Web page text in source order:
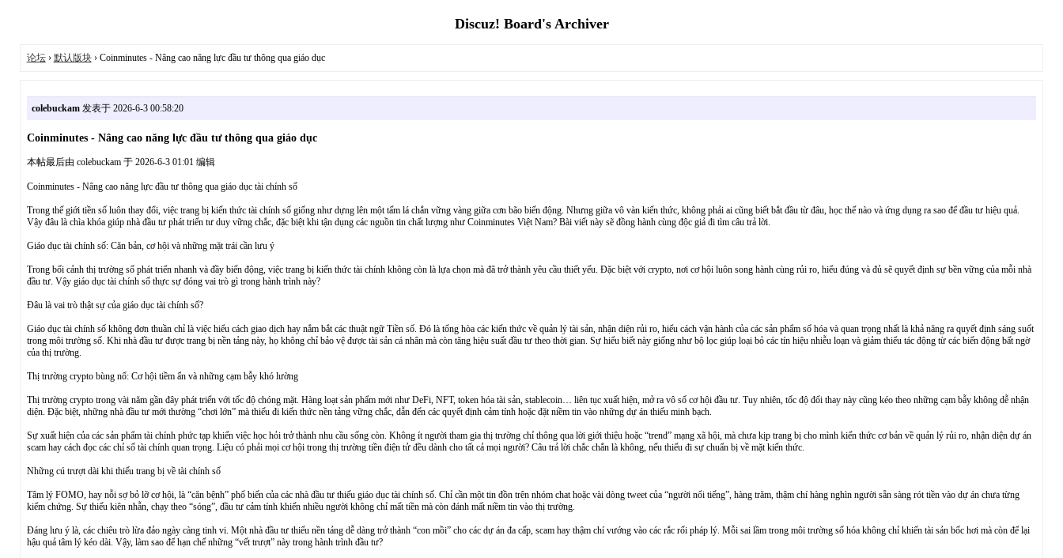
Discuz! Board's Archiver
论坛› 默认版块› Coinminutes - Nâng cao năng lực đầu tư thông qua giáo dục
colebuckam发表于 2026-6-3 00:58:20
Coinminutes - Nâng cao năng lực đầu tư thông qua giáo dục
本帖最后由 colebuckam 于 2026-6-3 01:01 编辑
Coinminutes - Nâng cao năng lực đầu tư thông qua giáo dục tài chính số
Trong thế giới tiền số luôn thay đổi, việc trang bị kiến thức tài chính số giống như dựng lên một tấm lá chắn vững vàng giữa cơn bão biến động. Nhưng giữa vô vàn kiến thức, không phải ai cũng biết bắt đầu từ đâu, học thế nào và ứng dụng ra sao để đầu tư hiệu quả.
Vậy đâu là chìa khóa giúp nhà đầu tư phát triển tư duy vững chắc, đặc biệt khi tận dụng các nguồn tin chất lượng như Coinminutes Việt Nam? Bài viết này sẽ đồng hành cùng độc giả đi tìm câu trả lời.
Giáo dục tài chính số: Căn bản, cơ hội và những mặt trái cần lưu ý
Trong bối cảnh thị trường số phát triển nhanh và đầy biến động, việc trang bị kiến thức tài chính không còn là lựa chọn mà đã trở thành yêu cầu thiết yếu. Đặc biệt với crypto, nơi cơ hội luôn song hành cùng rủi ro, hiểu đúng và đủ sẽ quyết định sự bền vững của mỗi nhà
đầu tư. Vậy giáo dục tài chính số thực sự đóng vai trò gì trong hành trình này?
Đâu là vai trò thật sự của giáo dục tài chính số?
Giáo dục tài chính số không đơn thuần chỉ là việc hiểu cách giao dịch hay nắm bắt các thuật ngữ Tiền số. Đó là tổng hòa các kiến thức về quản lý tài sản, nhận diện rủi ro, hiểu cách vận hành của các sản phẩm số hóa và quan trọng nhất là khả năng ra quyết định sáng suốt
trong môi trường số. Khi nhà đầu tư được trang bị nền tảng này, họ không chỉ bảo vệ được tài sản cá nhân mà còn tăng hiệu suất đầu tư theo thời gian. Sự hiểu biết này giống như bộ lọc giúp loại bỏ các tín hiệu nhiễu loạn và giảm thiểu tác động từ các biến động bất ngờ
của thị trường.
Thị trường crypto bùng nổ: Cơ hội tiềm ẩn và những cạm bẫy khó lường
Thị trường crypto trong vài năm gần đây phát triển với tốc độ chóng mặt. Hàng loạt sản phẩm mới như DeFi, NFT, token hóa tài sản, stablecoin… liên tục xuất hiện, mở ra vô số cơ hội đầu tư. Tuy nhiên, tốc độ đổi thay này cũng kéo theo những cạm bẫy không dễ nhận
diện. Đặc biệt, những nhà đầu tư mới thường “chơi lớn” mà thiếu đi kiến thức nền tảng vững chắc, dẫn đến các quyết định cảm tính hoặc đặt niềm tin vào những dự án thiếu minh bạch.
Sự xuất hiện của các sản phẩm tài chính phức tạp khiến việc học hỏi trở thành nhu cầu sống còn. Không ít người tham gia thị trường chỉ thông qua lời giới thiệu hoặc “trend” mạng xã hội, mà chưa kịp trang bị cho mình kiến thức cơ bản về quản lý rủi ro, nhận diện dự án
scam hay cách đọc các chỉ số tài chính quan trọng. Liệu có phải mọi cơ hội trong thị trường tiền điện tử đều dành cho tất cả mọi người? Câu trả lời chắc chắn là không, nếu thiếu đi sự chuẩn bị về mặt kiến thức.
Những cú trượt dài khi thiếu trang bị về tài chính số
Tâm lý FOMO, hay nỗi sợ bỏ lỡ cơ hội, là “căn bệnh” phổ biến của các nhà đầu tư thiếu giáo dục tài chính số. Chỉ cần một tin đồn trên nhóm chat hoặc vài dòng tweet của “người nổi tiếng”, hàng trăm, thậm chí hàng nghìn người sẵn sàng rót tiền vào dự án chưa từng
kiểm chứng. Sự thiếu kiên nhẫn, chạy theo “sóng”, đầu tư cảm tính khiến nhiều người không chỉ mất tiền mà còn đánh mất niềm tin vào thị trường.
Đáng lưu ý là, các chiêu trò lừa đảo ngày càng tinh vi. Một nhà đầu tư thiếu nền tảng dễ dàng trở thành “con mồi” cho các dự án đa cấp, scam hay thậm chí vướng vào các rắc rối pháp lý. Mỗi sai lầm trong môi trường số hóa không chỉ khiến tài sản bốc hơi mà còn để lại
hậu quả tâm lý kéo dài. Vậy, làm sao để hạn chế những “vết trượt” này trong hành trình đầu tư?